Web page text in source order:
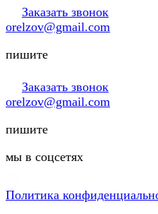
Заказать звонок
orelzov@gmail.com
пишите
Заказать звонок
orelzov@gmail.com
пишите
мы в соцсетях
Политика